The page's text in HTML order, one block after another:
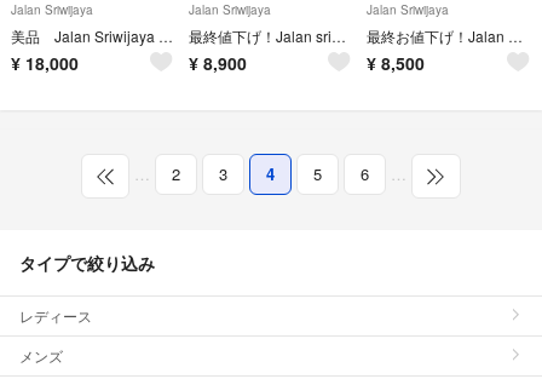
Jalan Sriwijaya
美品 Jalan Sriwijaya サイドゴアブーツ サイズ9
¥ 18,000
Jalan Sriwijaya
最終値下げ！Jalan sriwijaya サイドゴアブーツ
¥ 8,900
Jalan Sriwijaya
最終お値下げ！Jalan Sriwijaya サイドゴアブーツ
¥ 8,500
… 2 3 4 5 6 …
タイプで絞り込み
レディース
メンズ